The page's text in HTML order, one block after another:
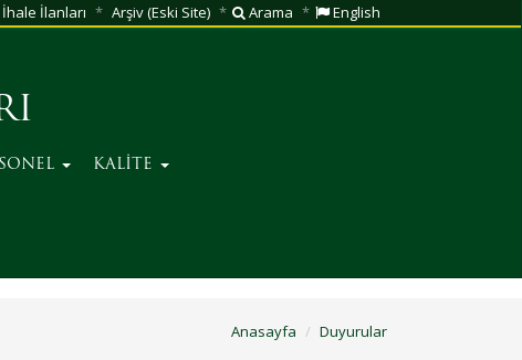
İhale İlanları Arşiv (Eski Site) Arama English
KALİTE
Anasayfa Duyurular